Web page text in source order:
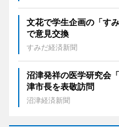
文花で学生企画の「す
で意見交換
すみだ経済新聞
沼津発祥の医学研究会
津市長を表敬訪問
沼津経済新聞